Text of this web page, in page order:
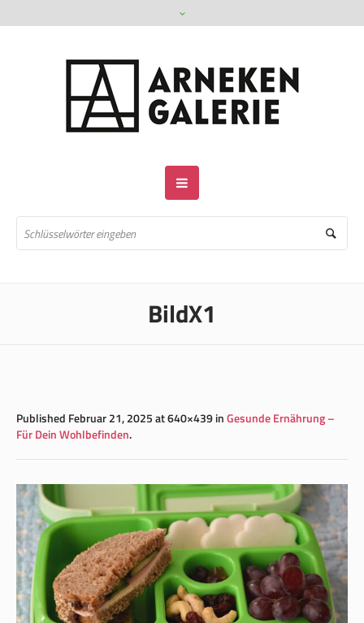
BildX1
Published Februar 21, 2025at 640×439 inGesunde Ernährung –
Für Dein Wohlbefinden.